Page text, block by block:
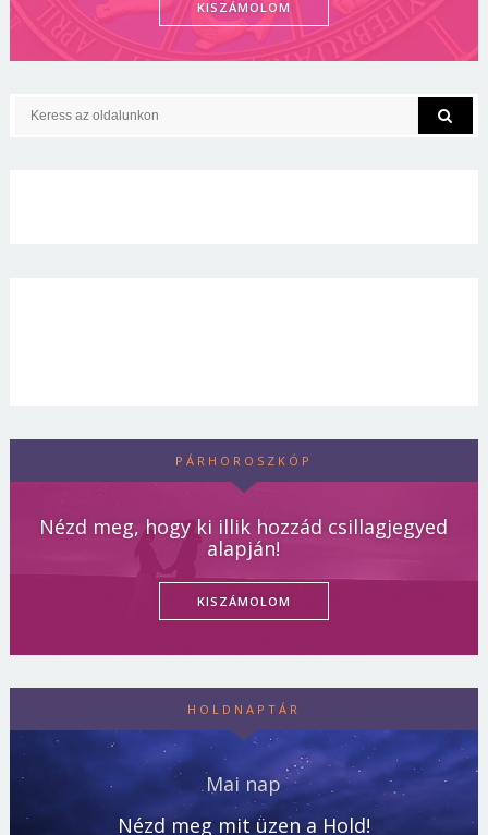
KISZÁMOLOM
PÁRHOROSZKÓP
Nézd meg, hogy ki illik hozzád csillagjegyed
alapján!
KISZÁMOLOM
HOLDNAPTÁR
Mai nap
Nézd meg mit üzen a Hold!